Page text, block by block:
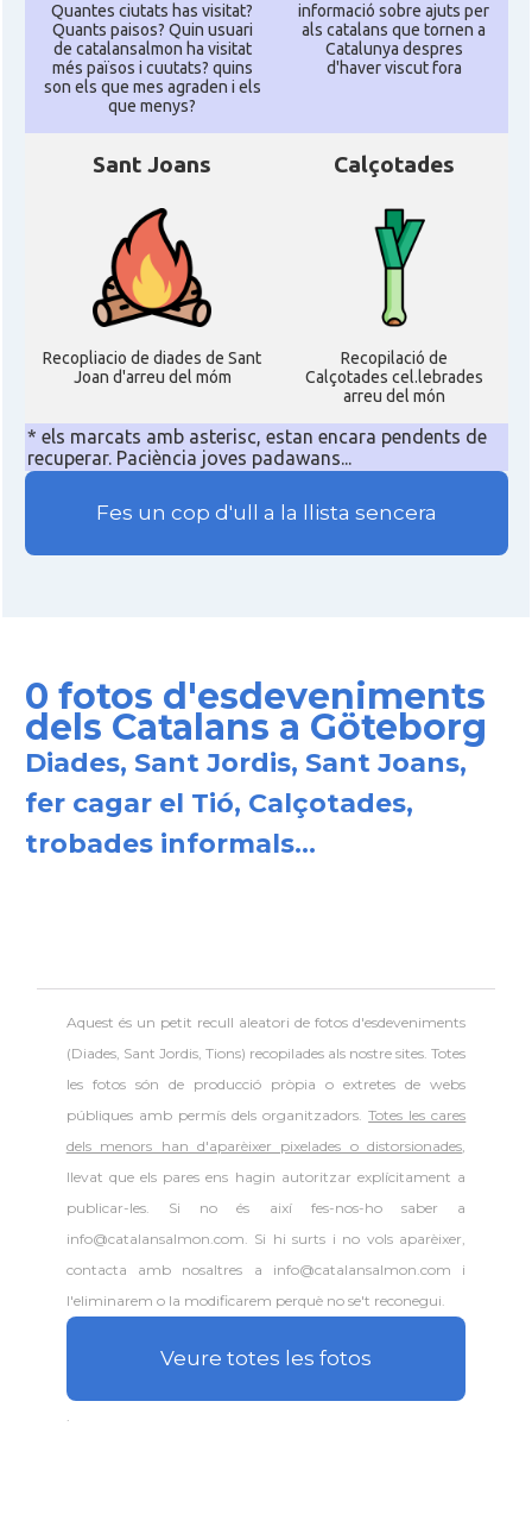
Quantes ciutats has visitat?
Quants paisos? Quin usuari
de catalansalmon ha visitat
més països i cuutats? quins
son els que mes agraden i els
que menys?
informació sobre ajuts per
als catalans que tornen a
Catalunya despres
d'haver viscut fora
Sant Joans
Recopliacio de diades de Sant
Joan d'arreu del móm
Calçotades
Recopilació de
Calçotades cel.lebrades
arreu del món
* els marcats amb asterisc, estan encara pendents de
recuperar. Paciència joves padawans...
Fes un cop d'ull a la llista sencera
0 fotos d'esdeveniments
dels Catalans a Göteborg
Diades, Sant Jordis, Sant Joans,
fer cagar el Tió, Calçotades,
trobades informals...
Aquest és un petit recull aleatori defotos d'esdeveniments
(Diades, Sant Jordis, Tions) recopilades als nostre sites. Totes
les fotos són de producció pròpia o extretes de webs
públiques amb permís dels organitzadors.Totes les cares
dels menors han d'aparèixer pixelades o distorsionades,
llevat que els pares ens hagin autoritzar explícitament a
publicar-les. Si no és així fes-nos-ho saber a
info@catalansalmon.com. Si hi surts i no vols aparèixer,
contacta amb nosaltres a info@catalansalmon.com i
l'eliminarem o la modificarem perquè no se't reconegui.
Veure totes les fotos